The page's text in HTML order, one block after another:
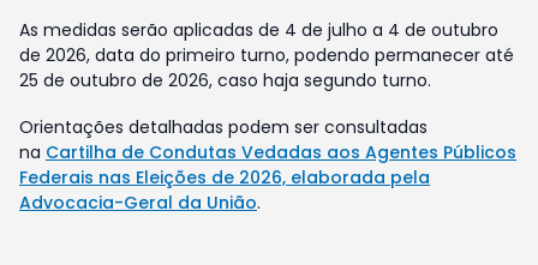
As medidas serão aplicadas de 4 de julho a 4 de outubro
de 2026, data do primeiro turno, podendo permanecer até
25 de outubro de 2026, caso haja segundo turno.
Orientações detalhadas podem ser consultadas
na Cartilha de Condutas Vedadas aos Agentes Públicos
Federais nas Eleições de 2026, elaborada pela
Advocacia-Geral da União.